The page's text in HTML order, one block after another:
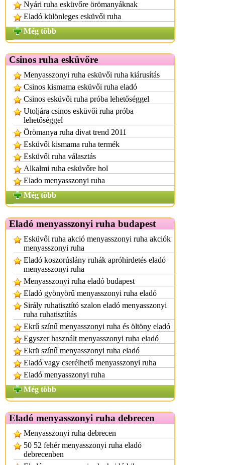
Nyári ruha esküvőre örömanyáknak
Eladó különleges esküvői ruha
Még több
Csinos ruha esküvőre
Menyasszonyi ruha esküvői ruha kiárusítás
Csinos kismama esküvői ruha eladó
Csinos esküvői ruha próba lehetőséggel
Utoljára csinos esküvői ruha próba
lehetőséggel
Örömanya ruha divat trend 2011
Esküvői kismama ruha termék
Esküvői ruha választás
Alkalmi ruha esküvőre hol
Elado menyasszonyi ruha
Még több
Eladó menyasszonyi ruha budapest
Esküvői ruha akció menyasszonyi ruha akciók
menyasszonyi ruha
Eladó koszorúslány ruhák apróhirdetés eladó
menyasszonyi ruha
Menyasszonyi ruha eladó budapest
Eladó gyönyörű menyasszonyi ruha eladó
Sirály ruhatisztító szalon eladó menyasszonyi
ruha ruhatisztítás
Ekrű színű menyasszonyi ruha és öltöny eladó
Egyszer használt menyasszonyi ruha eladó
Ekrü színű menyasszonyi ruha eladó
Eladó vagy cserélhető menyasszonyi ruha
Eladó menyasszonyi ruha
Még több
Eladó menyasszonyi ruha debrecen
Menyasszonyi ruha debrecen
50 52 fehér menyasszonyi ruha eladó
debrecenben